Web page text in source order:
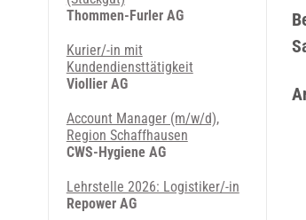
Thommen-Furler AG
Kurier/-in mit
Kundendiensttätigkeit
Viollier AG
Account Manager (m/w/d),
Region Schaffhausen
CWS-Hygiene AG
Lehrstelle 2026: Logistiker/-in
Repower AG